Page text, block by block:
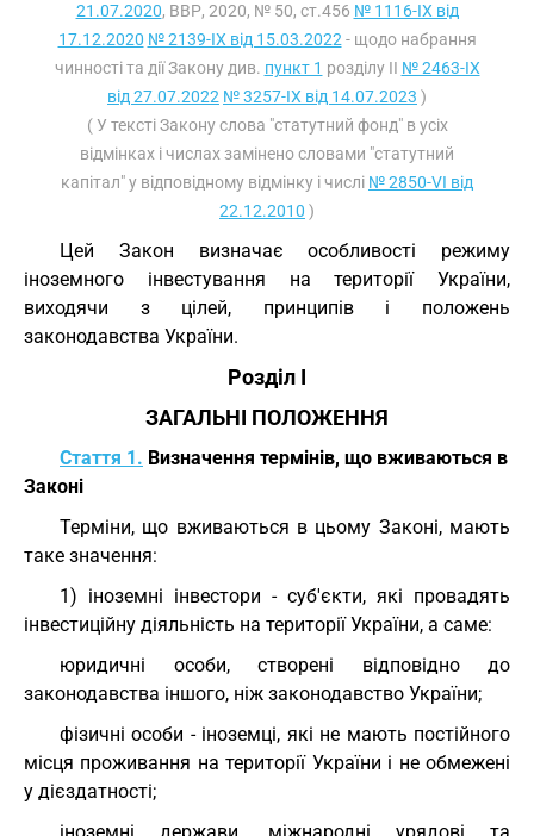
21.07.2020, ВВР, 2020, № 50, ст.456 № 1116-IX від
17.12.2020 № 2139-IX від 15.03.2022 - щодо набрання
чинності та дії Закону див. пункт 1 розділу II № 2463-IX
від 27.07.2022 № 3257-IX від 14.07.2023 )
( У тексті Закону слова "статутний фонд" в усіх
відмінках і числах замінено словами "статутний
капітал" у відповідному відмінку і числі № 2850-VI від
22.12.2010 )
Цей Закон визначає особливості режиму
іноземного інвестування на території України,
виходячи з цілей, принципів і положень
законодавства України.
Розділ I
ЗАГАЛЬНІ ПОЛОЖЕННЯ
Стаття 1. Визначення термінів, що вживаються в
Законі
Терміни, що вживаються в цьому Законі, мають
таке значення:
1) іноземні інвестори - суб'єкти, які провадять
інвестиційну діяльність на території України, а саме:
юридичні особи, створені відповідно до
законодавства іншого, ніж законодавство України;
фізичні особи - іноземці, які не мають постійного
місця проживання на території України і не обмежені
у дієздатності;